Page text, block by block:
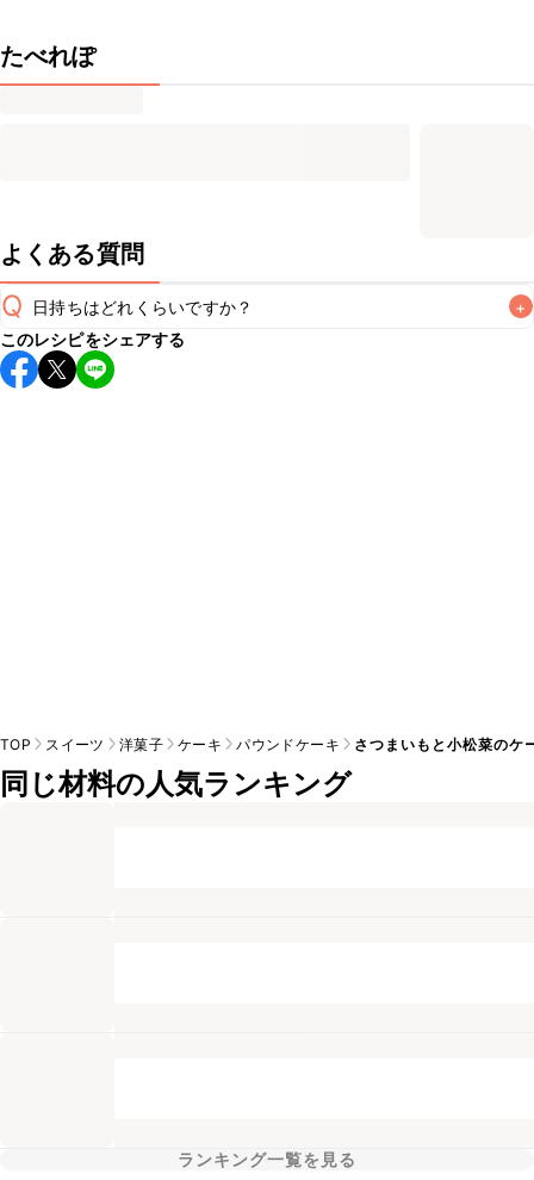
たべれぽ
よくある質問
Q 日持ちはどれくらいですか？ +
保存期間は冷蔵で翌日中が目安です。なるべくお早めにお召
し上がりください。
このレシピをシェアする
TOP スイーツ 洋菓子 ケーキ パウンドケーキ さつまいもと小松菜のケ
同じ材料の人気ランキング
ランキング一覧を見る